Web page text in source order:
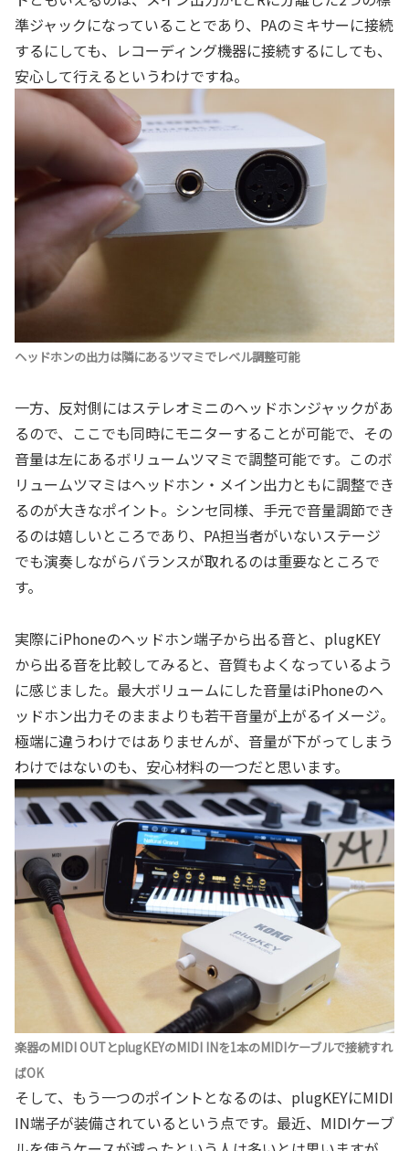
準ジャックになっていることであり、PAのミキサーに接続
するにしても、レコーディング機器に接続するにしても、
安心して行えるというわけですね。
ヘッドホンの出力は隣にあるツマミでレベル調整可能
一方、反対側にはステレオミニのヘッドホンジャックがあ
るので、ここでも同時にモニターすることが可能で、その
音量は左にあるボリュームツマミで調整可能です。このボ
リュームツマミはヘッドホン・メイン出力ともに調整でき
るのが大きなポイント。シンセ同様、手元で音量調節でき
るのは嬉しいところであり、PA担当者がいないステージ
でも演奏しながらバランスが取れるのは重要なところで
す。
実際にiPhoneのヘッドホン端子から出る音と、plugKEY
から出る音を比較してみると、音質もよくなっているよう
に感じました。最大ボリュームにした音量はiPhoneのヘ
ッドホン出力そのままよりも若干音量が上がるイメージ。
極端に違うわけではありませんが、音量が下がってしまう
わけではないのも、安心材料の一つだと思います。
楽器のMIDI OUTとplugKEYのMIDI INを1本のMIDIケーブルで接続すれ
ばOK
そして、もう一つのポイントとなるのは、plugKEYにMIDI
IN端子が装備されているという点です。最近、MIDIケーブ